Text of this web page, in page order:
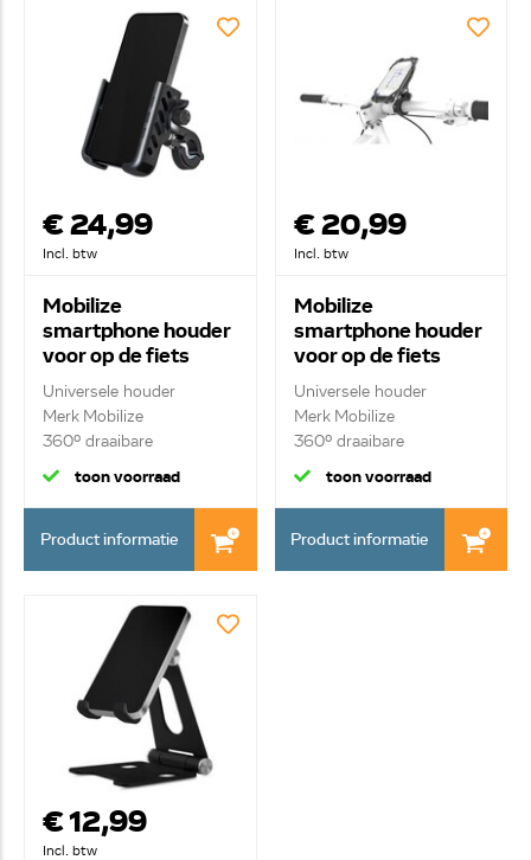
€ 24,99
Incl. btw
Mobilize
smartphone houder
voor op de fiets
29950
Universele houder
Merk Mobilize
360º draaibare
smartphone...
toon voorraad
Product informatie
€ 20,99
Incl. btw
Mobilize
smartphone houder
voor op de fiets
UBH-002 24485
Universele houder
Merk Mobilize
360º draaibare
smartphone...
toon voorraad
Product informatie
€ 12,99
Incl. btw